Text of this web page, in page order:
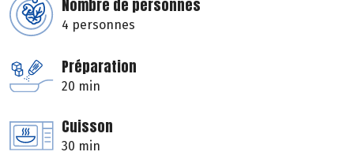
Nombre de personnes
4 personnes
Préparation
20 min
Cuisson
30 min